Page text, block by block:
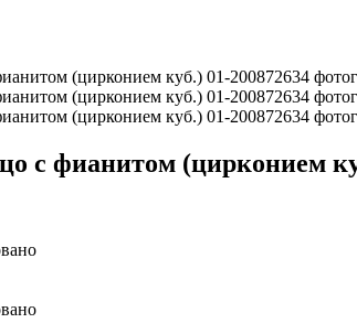
с фианитом (цирконием